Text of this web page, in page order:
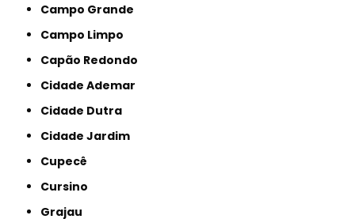
Campo Grande
Campo Limpo
Capão Redondo
Cidade Ademar
Cidade Dutra
Cidade Jardim
Cupecê
Cursino
Grajau